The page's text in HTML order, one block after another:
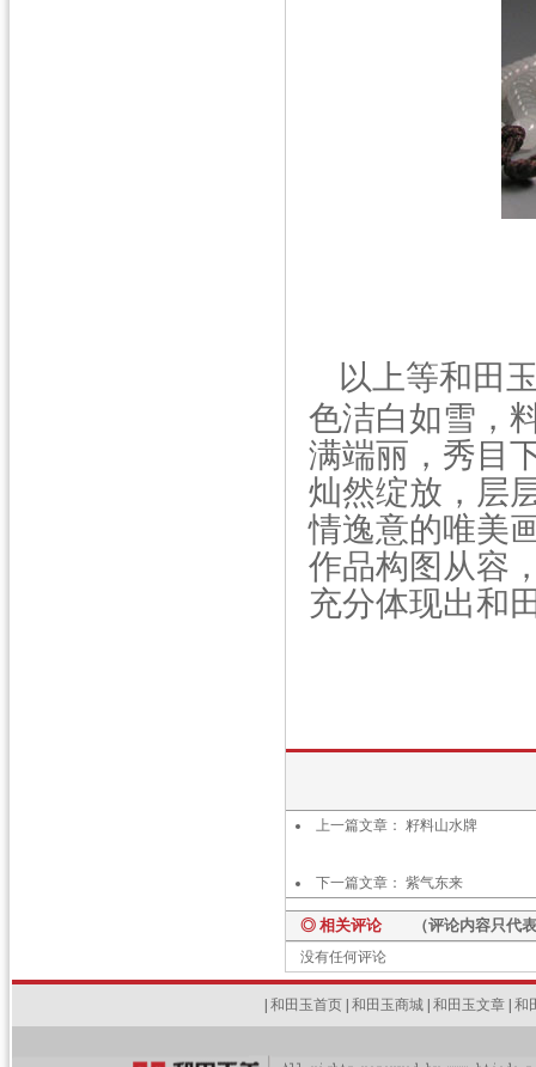
以上等和田
色洁白如雪，
满端丽，秀目
灿然绽放，层
情逸意的唯美
作品构图从容
充分体现出和
上一篇文章： 籽料山水牌
下一篇文章： 紫气东来
◎ 相关评论 （评论内容只代表
没有任何评论
和田玉首页 和田玉商城 和田玉文章 和